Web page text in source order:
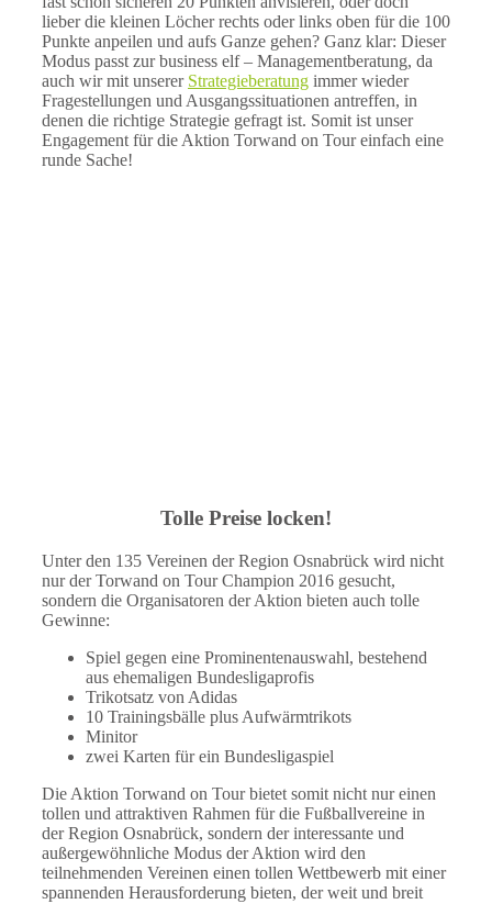
lieber die kleinen Löcher rechts oder links oben für die 100
Punkte anpeilen und aufs Ganze gehen? Ganz klar: Dieser
Modus passt zur business elf – Managementberatung, da
auch wir mit unserer Strategieberatung immer wieder
Fragestellungen und Ausgangssituationen antreffen, in
denen die richtige Strategie gefragt ist. Somit ist unser
Engagement für die Aktion Torwand on Tour einfach eine
runde Sache!
Tolle Preise locken!
Unter den 135 Vereinen der Region Osnabrück wird nicht
nur der Torwand on Tour Champion 2016 gesucht,
sondern die Organisatoren der Aktion bieten auch tolle
Gewinne:
Spiel gegen eine Prominentenauswahl, bestehend
aus ehemaligen Bundesligaprofis
Trikotsatz von Adidas
10 Trainingsbälle plus Aufwärmtrikots
Minitor
zwei Karten für ein Bundesligaspiel
Die Aktion Torwand on Tour bietet somit nicht nur einen
tollen und attraktiven Rahmen für die Fußballvereine in
der Region Osnabrück, sondern der interessante und
außergewöhnliche Modus der Aktion wird den
teilnehmenden Vereinen einen tollen Wettbewerb mit einer
spannenden Herausforderung bieten, der weit und breit